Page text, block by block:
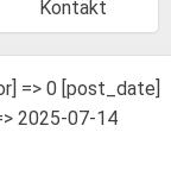
Kontakt
=> 0 [post_date]
2025-07-14